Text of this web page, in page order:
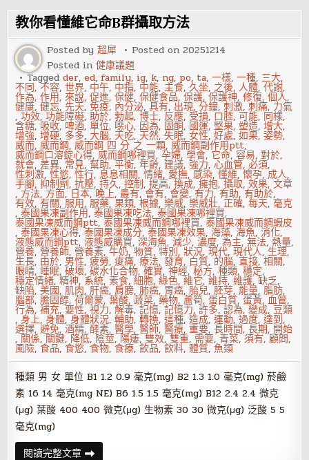
種
水
果
能
預
防
攝
護
腺
肥
大
症，
快
快
吃
起
來
教你看懂維它命B群攝取方法
Posted by超犀 Posted on20251214
Posted in健康議題
Taggedder,ed, family, ig, k, ng, po, ta,一樣,一種, 三大,
不同,不容,世界, 中午, 中指, 中能,主食,久坐, 之後,人體,代謝,
作為,作用,來說,促進,保健,保健食品,保護,保護神,修復,個人,
健康,健忘,先天,免疫, 內分泌,具有, 出現,分鐘,刺激,刺痛, 力氣
,功效,功能障礙,助於,勃起,博士, 反應, 受損, 口腔,可能, 同樣,
含糖, 吸收, 啤酒,單位, 噁心, 因為, 固酮, 國運,堅果,塑造,增大,
增強,增硬, 多多,大腦, 天吃, 天然,失眠,女性,好處,如果,姿勢,
威而,威而鋼,威而鋼 四 分 之 一顆,威而鋼副作用ptt,
威而鋼口溶錠心得,威而鋼哪裡買,孕婦,學會, 它命,容易,對於,
就會,差異, 常見,幫助,平衡,年齡,建議,強力,心血管,必須,
性刺激,性慾,性行, 息息相關,情緒, 愛撫,感染,懂維,懷孕, 成人,
手腳,抑制劑,抗壓,持久,控制,提高,換成,擁抱,攝取,效果,文章
, 方法, 方面, 日本, 晚上,最有, 會有, 會變,有力,有助,有助於,
有效,有關,服用,服藥,果類,根據,樂威,樂威壯,正確,每天,毫克
,泰國果凍副作用,泰國果凍吃法,泰國果凍哪裡買,
泰國果凍威而鋼ptt,泰國果凍威而鋼哪裡買,泰國果凍威而鋼蝦皮
,泰國果凍心得,泰國果凍成分,泰國果凍效果,海藻,海魚,消化,
液態威而鋼ptt,液態威購買,深海魚,減少,濃度,為主,無法,熱量,
營養,營養師,營養素,牛奶,物質,特別,狀況,現代,現代人,生理,
生長, 由於, 男性,疲勞,痠痛,療法,發育, 白質, 的腦,直接,相關,
眼睛, 睡眠,破壞,碳水化合物,確實,神經,秘方,種類,穩定,
穩定情緒,精神, 系統,素食,細胞,綠色,維它,維持,維護,缺乏,
缺陷,美國,肌肉,肝癌, 肩膀,肺癌, 胃癌,胎兒,胚芽, 能量,脂肪,
腦部,膽固醇,荷爾蒙,葉酸,蔬菜,藥物,蘆筍,蛋白質,蛋黃,血管,
行為,補充,要性,視力,解毒,記憶,記憶力,許多,認為,變成,豆類
,身上,身體,身體狀況,輔助,轉換,這種,造成,運動,過度,達到,
選擇,避免,酒精,酵素,醫學,醫師,醫療,重要,長時間,長期, 開始
, 關係, 關鍵, 降低, 陰莖, 陽痿,雙效,雙重, 需要,青菜,須有,顧問,
風險,食品,食慾,食物,食療,飲品,飲料,體質, 魚類
種類 男 女 單位 B1 1.2 0.9 毫克(mg) B2 1.3 1.0 毫克(mg) 菸鹼
素 16 14 毫克(mg NE) B6 1.5 1.5 毫克(mg) B12 2.4 2.4 微克
(μg) 葉酸 400 400 微克(μg) 生物素 30 30 微克(μg) 泛酸 5 5
毫克(mg)
閱讀完整文章教